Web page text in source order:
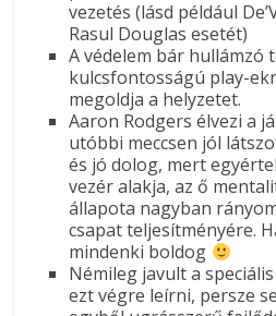
vezetés (lásd például
Rasul Douglas esetét)
A védelem bár hullámzó
kulcsfontosságú play-
megoldja a helyzetet.
Aaron Rodgers élvezi a
utóbbi meccsen jól
és jó dolog, mert
vezér alakja, az ő
állapota nagyban
csapat teljesítményére.
mindenki boldog
Némileg javult a
ezt végre leírni, persze